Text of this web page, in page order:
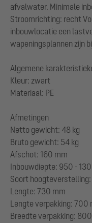
afvalwater. Minimale
Stroomrichting: recht
inbouwlocatie een
wapeningsplannen zijn
Algemene
Kleur: zwart
Materiaal: PE
Afmetingen
Netto gewicht: 48 kg
Bruto gewicht: 54 kg
Afschot: 160 mm
Inbouwdiepte: 950 -
Soort
Lengte: 730 mm
Lengte verpakking: 700
Breedte verpakking: